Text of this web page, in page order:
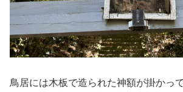
鳥居には木板で造られた神額が掛かっ